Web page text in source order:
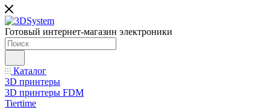
Готовый интернет-магазин электроники
Каталог
3D принтеры
3D принтеры FDM
Tiertime